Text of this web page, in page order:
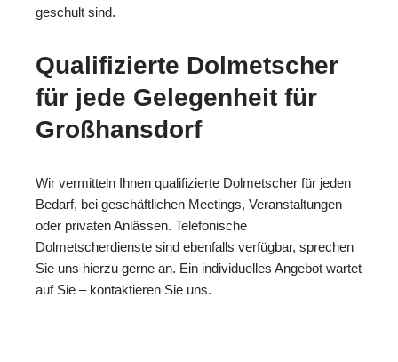
geschult sind.
Qualifizierte Dolmetscher
für jede Gelegenheit für
Großhansdorf
Wir vermitteln Ihnen qualifizierte Dolmetscher für jeden
Bedarf, bei geschäftlichen Meetings, Veranstaltungen
oder privaten Anlässen. Telefonische
Dolmetscherdienste sind ebenfalls verfügbar, sprechen
Sie uns hierzu gerne an. Ein individuelles Angebot wartet
auf Sie – kontaktieren Sie uns.